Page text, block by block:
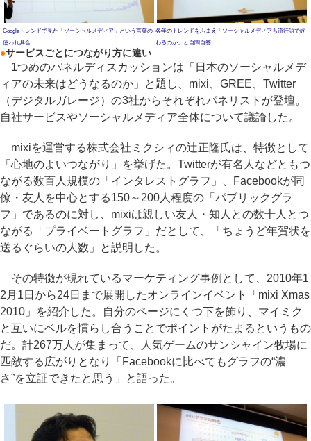
Googleトレンドで見た「ソーシャルメディア」という言葉の
使われ具合
各年のトレンドをふまえ「ソーシャルメディアも流行語で終
わるのか」と自問自答
●サービスごとにつながり方に違い
1つめのパネルディスカッションは「日本のソーシャルメデ
ィアの未来はどうなるのか」と題し、mixi、GREE、Twitter
（デジタルガレージ）の3社からそれぞれパネリストが登壇。
自社サービスやソーシャルメディア全体について議論した。
mixiを運営する株式会社ミクシィの辻正隆氏は、特徴として
「心地のよいつながり」を挙げた。Twitterが有名人などともつ
ながる数百人規模の「インタレストグラフ」、Facebookが同
僚・友人を中心とする150～200人程度の「パブリックグラ
フ」であるのに対し、mixiは親しい友人・知人との数十人とつ
ながる「プライベートグラフ」だとして、「ちょうど年賀状を
送るぐらいの人数」と説明した。
その特徴が現れているマーケティング事例として、2010年1
2月1日から24日まで展開したオンラインイベント「mixi Xmas
2010」を紹介した。自分のページにくつ下を飾り、マイミク
と互いにベルを慣らし合うことでポイントがたまるというもの
だ。計267万人が集まって、人気ゲームのサンシャイン牧場に
匹敵する広がりとなり「Facebookに比べてもグラフの“濃
さ”を立証できたと思う」と語った。